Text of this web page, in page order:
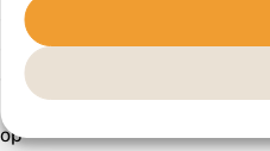
soort
staat
als
Bedreigd
op